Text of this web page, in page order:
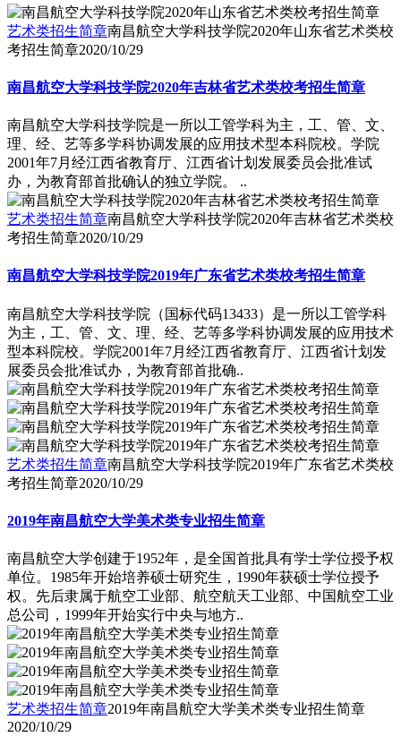
艺术类招生简章南昌航空大学科技学院2020年山东省艺术类校
考招生简章2020/10/29
南昌航空大学科技学院2020年吉林省艺术类校考招生简章
南昌航空大学科技学院是一所以工管学科为主，工、管、文、
理、经、艺等多学科协调发展的应用技术型本科院校。学院
2001年7月经江西省教育厅、江西省计划发展委员会批准试
办，为教育部首批确认的独立学院。 ..
艺术类招生简章南昌航空大学科技学院2020年吉林省艺术类校
考招生简章2020/10/29
南昌航空大学科技学院2019年广东省艺术类校考招生简章
南昌航空大学科技学院（国标代码13433）是一所以工管学科
为主，工、管、文、理、经、艺等多学科协调发展的应用技术
型本科院校。学院2001年7月经江西省教育厅、江西省计划发
展委员会批准试办，为教育部首批确..
艺术类招生简章南昌航空大学科技学院2019年广东省艺术类校
考招生简章2020/10/29
2019年南昌航空大学美术类专业招生简章
南昌航空大学创建于1952年，是全国首批具有学士学位授予权
单位。1985年开始培养硕士研究生，1990年获硕士学位授予
权。先后隶属于航空工业部、航空航天工业部、中国航空工业
总公司，1999年开始实行中央与地方..
艺术类招生简章2019年南昌航空大学美术类专业招生简章
2020/10/29